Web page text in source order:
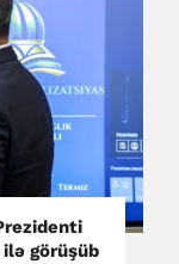
ilə görüşüb